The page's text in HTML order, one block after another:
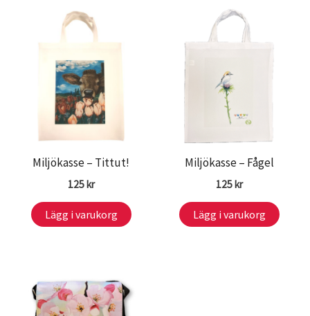
Miljökasse – Tittut!
125kr
Lägg i varukorg
Miljökasse – Fågel
125kr
Lägg i varukorg